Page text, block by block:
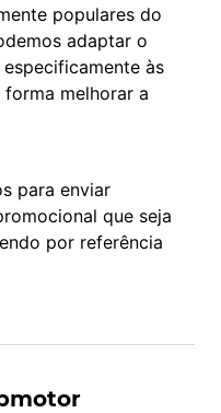
populares do
adaptar o
às
forma melhorar a
para enviar
que seja
por referência